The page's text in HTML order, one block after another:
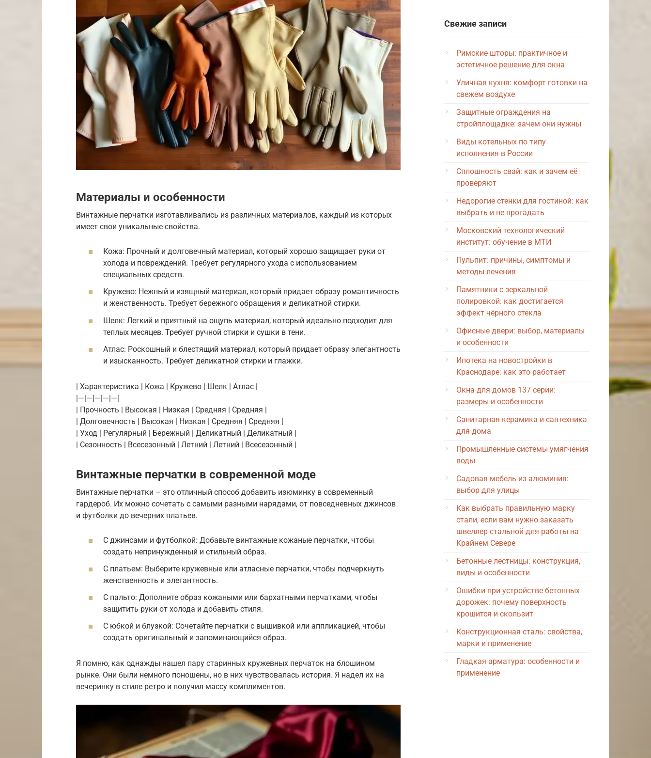
Материалы и особенности
Винтажные перчатки изготавливались из различных материалов, каждый из которых
имеет свои уникальные свойства.
Кожа: Прочный и долговечный материал, который хорошо защищает руки от
холода и повреждений. Требует регулярного ухода с использованием
специальных средств.
Кружево: Нежный и изящный материал, который придает образу романтичность
и женственность. Требует бережного обращения и деликатной стирки.
Шелк: Легкий и приятный на ощупь материал, который идеально подходит для
теплых месяцев. Требует ручной стирки и сушки в тени.
Атлас: Роскошный и блестящий материал, который придает образу элегантность
и изысканность. Требует деликатной стирки и глажки.
| Характеристика | Кожа | Кружево | Шелк | Атлас |
|—|—|—|—|—|
| Прочность | Высокая | Низкая | Средняя | Средняя |
| Долговечность | Высокая | Низкая | Средняя | Средняя |
| Уход | Регулярный | Бережный | Деликатный | Деликатный |
| Сезонность | Всесезонный | Летний | Летний | Всесезонный |
Винтажные перчатки в современной моде
Винтажные перчатки – это отличный способ добавить изюминку в современный
гардероб. Их можно сочетать с самыми разными нарядами, от повседневных джинсов
и футболки до вечерних платьев.
С джинсами и футболкой: Добавьте винтажные кожаные перчатки, чтобы
создать непринужденный и стильный образ.
С платьем: Выберите кружевные или атласные перчатки, чтобы подчеркнуть
женственность и элегантность.
С пальто: Дополните образ кожаными или бархатными перчатками, чтобы
защитить руки от холода и добавить стиля.
С юбкой и блузкой: Сочетайте перчатки с вышивкой или аппликацией, чтобы
создать оригинальный и запоминающийся образ.
Я помню, как однажды нашел пару старинных кружевных перчаток на блошином
рынке. Они были немного поношены, но в них чувствовалась история. Я надел их на
вечеринку в стиле ретро и получил массу комплиментов.
Свежие записи
Римские шторы: практичное и
эстетичное решение для окна
Уличная кухня: комфорт готовки на
свежем воздухе
Защитные ограждения на
стройплощадке: зачем они нужны
Виды котельных по типу
исполнения в России
Сплошность свай: как и зачем её
проверяют
Недорогие стенки для гостиной: как
выбрать и не прогадать
Московский технологический
институт: обучение в МТИ
Пульпит: причины, симптомы и
методы лечения
Памятники с зеркальной
полировкой: как достигается
эффект чёрного стекла
Офисные двери: выбор, материалы
и особенности
Ипотека на новостройки в
Краснодаре: как это работает
Окна для домов 137 серии:
размеры и особенности
Санитарная керамика и сантехника
для дома
Промышленные системы умягчения
воды
Садовая мебель из алюминия:
выбор для улицы
Как выбрать правильную марку
стали, если вам нужно заказать
швеллер стальной для работы на
Крайнем Севере
Бетонные лестницы: конструкция,
виды и особенности
Ошибки при устройстве бетонных
дорожек: почему поверхность
крошится и скользит
Конструкционная сталь: свойства,
марки и применение
Гладкая арматура: особенности и
применение